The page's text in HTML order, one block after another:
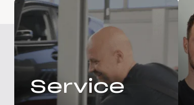
Service